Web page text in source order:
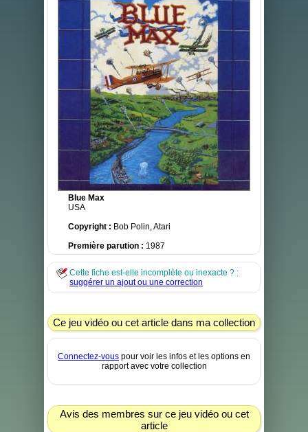
Blue Max
USA
Copyright : Bob Polin, Atari
Première parution : 1987
Cette fiche est-elle incomplète ou inexacte ? :
suggérer un ajout ou une correction
Ce jeu vidéo ou cet article dans ma collection
Connectez-vous pour voir les infos et les options en
rapport avec votre collection
Avis des membres sur ce jeu vidéo ou cet
article